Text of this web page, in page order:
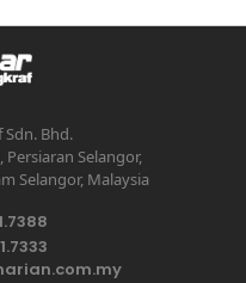
Sdn. Bhd.
Persiaran Selangor,
Selangor, Malaysia